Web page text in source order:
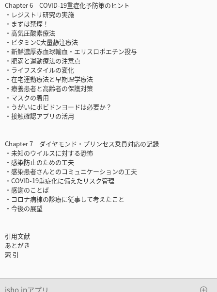
Chapter 6 COVID-19重症化予防策のヒント
・レジストリ研究の実施
・まずは禁煙！
・高気圧酸素療法
・ビタミンC大量静注療法
・新鮮濃厚赤血球輸血・エリスロポエチン投与
・肥満と運動療法の注意点
・ライフスタイルの変化
・在宅運動療法と早期理学療法
・療養患者と高齢者の保護対策
・マスクの着用
・うがいにポビドンヨードは必要か？
・接触確認アプリの活用
Chapter 7 ダイヤモンド・プリンセス乗員対応の記録
・未知のウイルスに対する恐怖
・感染防止のための工夫
・感染患者さんとのコミュニケーションの工夫
・COVID-19重症化に備えたリスク管理
・感謝のことば
・コロナ病棟の診療に従事して考えたこと
・今後の展望
引用文献
あとがき
索 引
isho.jpアプリ